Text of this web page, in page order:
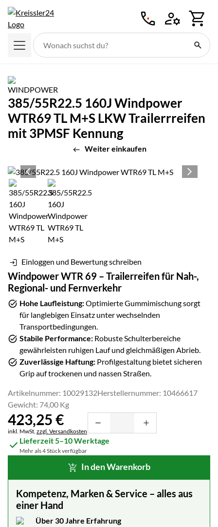
385/55R22.5 160J Windpower
WTR69 TL M+S LKW Trailerrreifen
mit 3PMSF Kennung
Weiter einkaufen
Produktgalerie
Zur Kaufbox springen
Einloggen und Bewertung schreiben
Windpower WTR 69 – Trailerreifen für Nah-,
Regional- und Fernverkehr
Hohe Laufleistung:Optimierte Gummimischung sorgt
für langlebigen Einsatz unter wechselnden
Transportbedingungen.
Stabile Performance: Robuste Schulterbereiche
gewährleisten ruhigen Lauf und gleichmäßigen Abrieb.
Zuverlässige Haftung: Profilgestaltung bietet sicheren
Grip auf trockenen und nassen Straßen.
Artikelnummer: 10029132Herstellernummer: 10466617
Gewicht: 74,00 Kg
423,25€
Steuerhinweis:
inkl. MwSt. zzgl. Versandkosten
Lieferzeit 5–10 Werktage
Mehr als 4 Stück verfügbar
In den Warenkorb
Kompetenz, Marken & Service – alles aus
einer Hand
Über 30 Jahre Erfahrung